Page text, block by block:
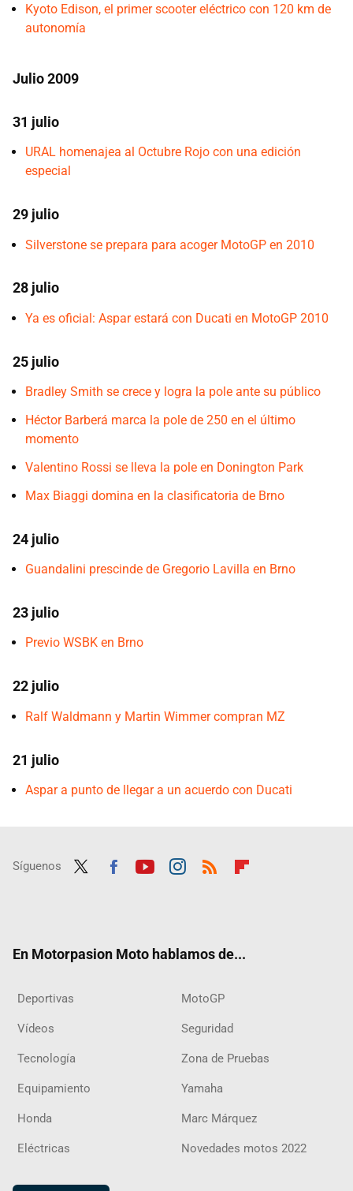
Kyoto Edison, el primer scooter eléctrico con 120 km de
autonomía
Julio 2009
31 julio
URAL homenajea al Octubre Rojo con una edición
especial
29 julio
Silverstone se prepara para acoger MotoGP en 2010
28 julio
Ya es oficial: Aspar estará con Ducati en MotoGP 2010
25 julio
Bradley Smith se crece y logra la pole ante su público
Héctor Barberá marca la pole de 250 en el último
momento
Valentino Rossi se lleva la pole en Donington Park
Max Biaggi domina en la clasificatoria de Brno
24 julio
Guandalini prescinde de Gregorio Lavilla en Brno
23 julio
Previo WSBK en Brno
22 julio
Ralf Waldmann y Martin Wimmer compran MZ
21 julio
Aspar a punto de llegar a un acuerdo con Ducati
Síguenos
En Motorpasion Moto hablamos de...
Deportivas MotoGP
Vídeos Seguridad
Tecnología Zona de Pruebas
Equipamiento Yamaha
Honda Marc Márquez
Eléctricas Novedades motos 2022